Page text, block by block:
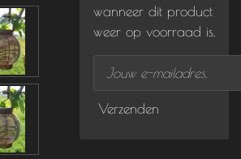
wanneer dit product
weer op voorraad is.
Verzenden